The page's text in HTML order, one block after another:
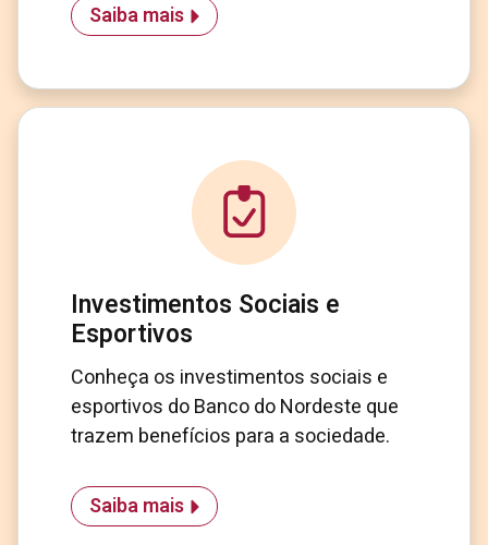
Saiba mais
Investimentos Sociais e
Esportivos
Conheça os investimentos sociais e
esportivos do Banco do Nordeste que
trazem benefícios para a sociedade.
Saiba mais